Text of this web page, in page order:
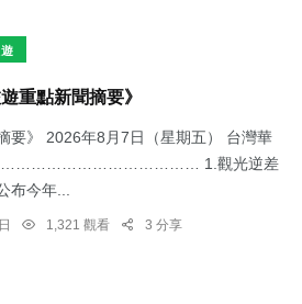
重點新聞摘要》
要》 2026年8月7日（星期五） 台灣華
……………………………………… 1.觀光逆差
布今年...
1,321 觀看 3 分享